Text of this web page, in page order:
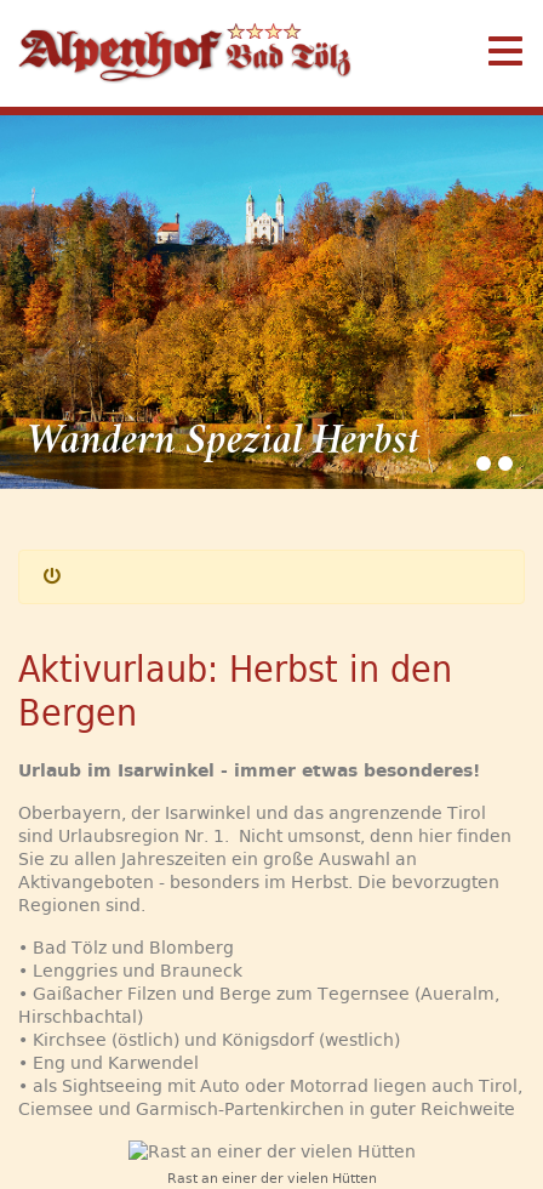
Wandern Spezial Herbst
Aktivurlaub: Herbst in den
Bergen
Urlaub im Isarwinkel - immer etwas besonderes!
Oberbayern, der Isarwinkel und das angrenzende Tirol
sind Urlaubsregion Nr. 1. Nicht umsonst, denn hier finden
Sie zu allen Jahreszeiten ein große Auswahl an
Aktivangeboten - besonders im Herbst. Die bevorzugten
Regionen sind.
• Bad Tölz und Blomberg
• Lenggries und Brauneck
• Gaißacher Filzen und Berge zum Tegernsee (Aueralm,
Hirschbachtal)
• Kirchsee (östlich) und Königsdorf (westlich)
• Eng und Karwendel
• als Sightseeing mit Auto oder Motorrad liegen auch Tirol,
Ciemsee und Garmisch-Partenkirchen in guter Reichweite
Rast an einer der vielen Hütten